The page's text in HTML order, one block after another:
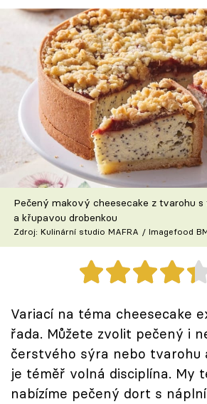
Články
TV Program
Škola vaření
Recepty z TV
Speciál: Cuketa
Těhotnej kuchař
Sledujte prima+
Sledujte nás
Pečený makový cheesecake z tvarohu
a křupavou drobenkou
Zdroj: Kulinární studio MAFRA / Imagefood
Variací na téma cheesecake
řada. Můžete zvolit pečený i
čerstvého sýra nebo tvarohu
je téměř volná disciplína. My
nabízíme pečený dort s